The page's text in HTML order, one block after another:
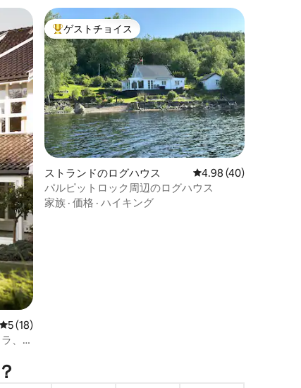
レビュー18件、5つ星中5つ星の平均評価
5 (18)
、ホ
大好評のゲストチョイスです。
ゲストチョイス
ストランドのログハウス レビュー40件、5つ星
4.98 (40)
パルピットロック周辺のログハウス
家族 · 価格 · ハイキング